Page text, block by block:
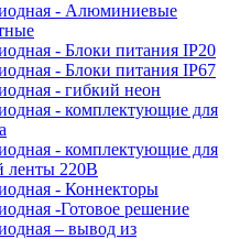
- Алюминиевые
- Блоки питания IP20
- Блоки питания IP67
- гибкий неон
- комплектующие для
- комплектующие для
ленты 220В
- Коннекторы
-Готовое решение
– вывод из